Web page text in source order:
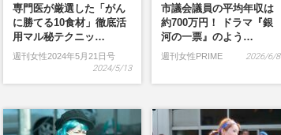
専門医が厳選した「がん
に勝てる10食材」徹底活
用マル秘テクニッ…
週刊女性2024年5月21日号
2024/5/13
市議会議員の平均年収は
約700万円！ ドラマ『銀
河の一票』のよう…
週刊女性PRIME 2026/6/8